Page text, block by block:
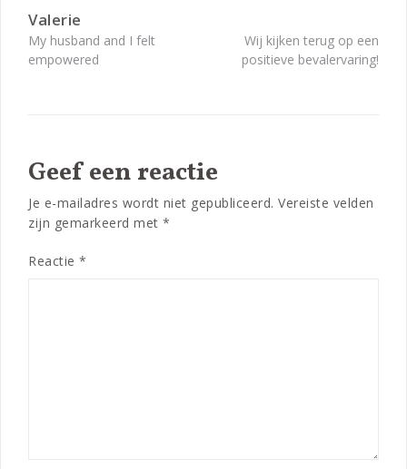
Valerie
Bericht
navigatie
My husband and I felt
empowered
Wij kijken terug op een
positieve bevalervaring!
Geef een reactie
Je e-mailadres wordt niet gepubliceerd. Vereiste velden
zijn gemarkeerd met *
Reactie *